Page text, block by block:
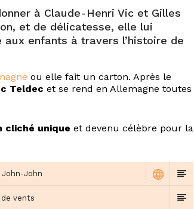
à Claude-Henri Vic et Gilles
et de délicatesse, elle lui
aux enfants à travers l’histoire de
ou elle fait un carton. Après le
Teldec et se rend en Allemagne toutes
cliché unique et devenu célèbre pour la
John-John
de vents